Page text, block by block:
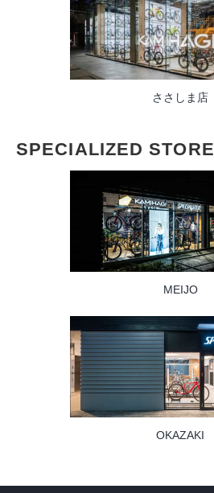
ささしま店
SPECIALIZED STORE
MEIJO
OKAZAKI